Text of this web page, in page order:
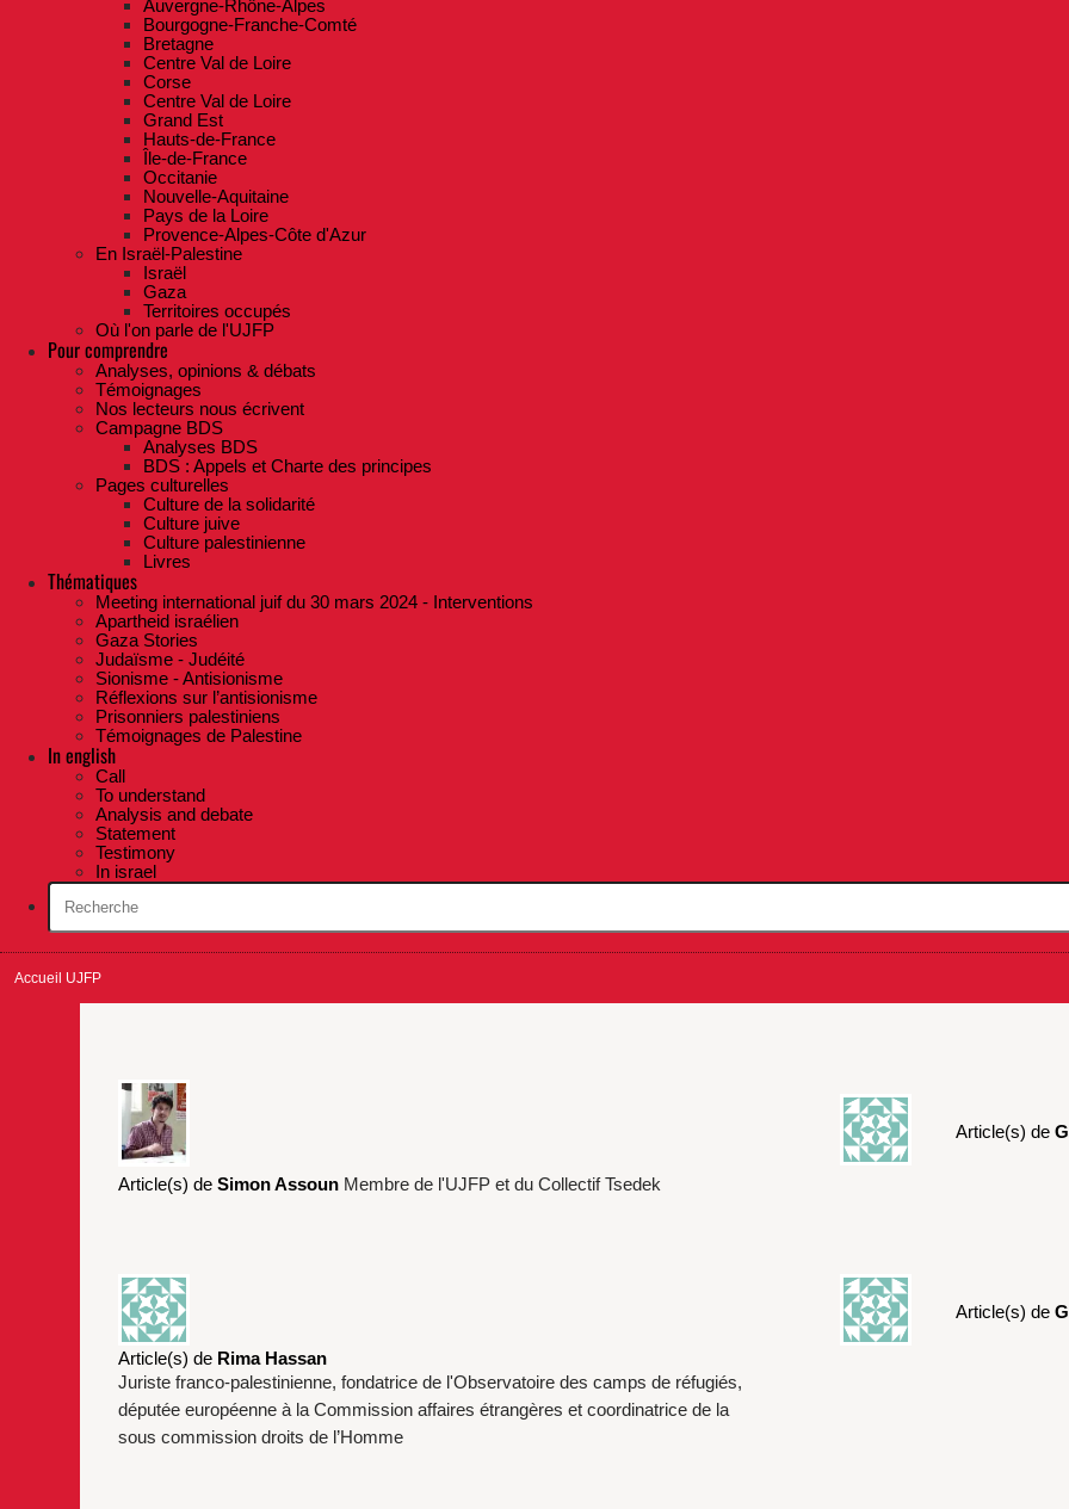
Auvergne-Rhône-Alpes
Bourgogne-Franche-Comté
Bretagne
Centre Val de Loire
Corse
Centre Val de Loire
Grand Est
Hauts-de-France
Île-de-France
Occitanie
Nouvelle-Aquitaine
Pays de la Loire
Provence-Alpes-Côte d'Azur
En Israël-Palestine
Israël
Gaza
Territoires occupés
Où l'on parle de l'UJFP
Pour comprendre
Analyses, opinions & débats
Témoignages
Nos lecteurs nous écrivent
Campagne BDS
Analyses BDS
BDS : Appels et Charte des principes
Pages culturelles
Culture de la solidarité
Culture juive
Culture palestinienne
Livres
Thématiques
Meeting international juif du 30 mars 2024 - Interventions
Apartheid israélien
Gaza Stories
Judaïsme - Judéité
Sionisme - Antisionisme
Réflexions sur l’antisionisme
Prisonniers palestiniens
Témoignages de Palestine
In english
Call
To understand
Analysis and debate
Statement
Testimony
In israel
Accueil UJFP
Article(s) deSimon Assoun Membre de l'UJFP et du Collectif Tsedek
Article(s) de
Article(s) de Rima Hassan
Juriste franco-palestinienne, fondatrice de l'Observatoire des camps de réfugiés,
députée européenne à la Commission affaires étrangères et coordinatrice de la
sous commission droits de l’Homme
Article(s) de